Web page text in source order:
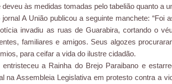
às medidas tomadas pelo tabelião quanto a
A União publicou a seguinte manchete: “Foi
invadiu as ruas de Guarabira, cortando o
familiares e amigos. Seus algozes
para ceifar a vida do ilustre cidadão.
a Rainha do Brejo Paraibano e
na Assembleia Legislativa em protesto contra a